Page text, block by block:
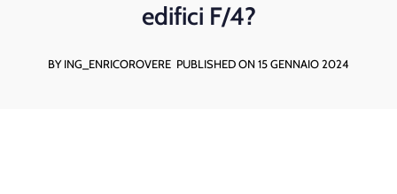
edifici F/4?
BY ING_ENRICOROVERE PUBLISHED ON 15 GENNAIO 2024